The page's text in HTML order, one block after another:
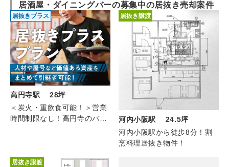
居酒屋・ダイニングバーの募集中の居抜き売却案件
居抜きプラス
高円寺駅 28坪
＜炭火・重飲食可能！＞営業
時間制限なし！高円寺のバル
居抜き譲渡
河内小阪駅 24.5坪
河内小阪駅から徒歩8分！割
烹料理居抜き物件！
居抜き譲渡